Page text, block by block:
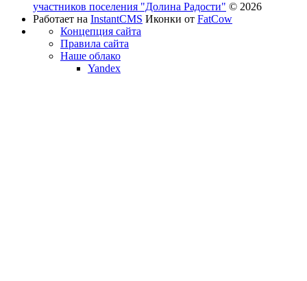
участников поселения "Долина Радости" © 2026
Работает на InstantCMS Иконки от FatCow
Концепция сайта
Правила сайта
Наше облако
Yandex